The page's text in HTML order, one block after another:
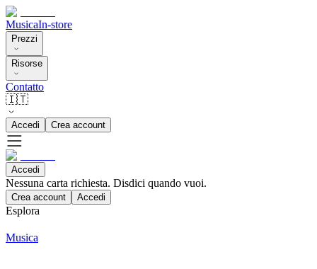
MusicaIn-store
Prezzi
Risorse
Contatto
🇮🇹
Accedi Crea account
Accedi
Nessuna carta richiesta. Disdici quando vuoi.
Crea account Accedi
Esplora
Musica